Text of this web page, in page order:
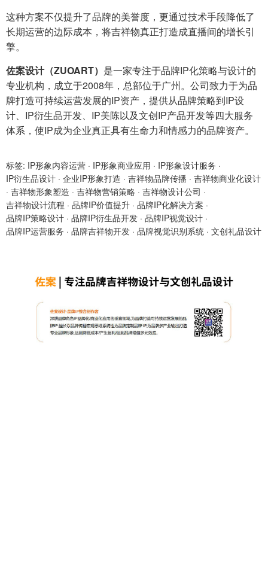
这种方案不仅提升了品牌的美誉度，更通过技术手段降低了
长期运营的边际成本，将吉祥物真正打造成直播间的增长引
擎。
佐案设计（ZUOART） 是一家专注于品牌IP化策略与设计的
专业机构，成立于2008年，总部位于广州。公司致力于为品
牌打造可持续运营发展的IP资产，提供从品牌策略到IP设
计、IP衍生品开发、IP美陈以及文创IP产品开发等四大服务
体系，使IP成为企业真正具有生命力和情感力的品牌资产。
标签: IP形象内容运营 · IP形象商业应用 · IP形象设计服务 ·
IP衍生品设计 · 企业IP形象打造 · 吉祥物品牌传播 · 吉祥物商业化设计
· 吉祥物形象塑造 · 吉祥物营销策略 · 吉祥物设计公司 ·
吉祥物设计流程 · 品牌IP价值提升 · 品牌IP化解决方案 ·
品牌IP策略设计 · 品牌IP衍生品开发 · 品牌IP视觉设计 ·
品牌IP运营服务 · 品牌吉祥物开发 · 品牌视觉识别系统 · 文创礼品设计